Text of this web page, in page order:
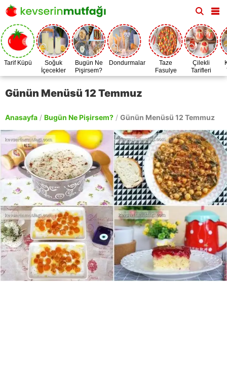
Tarif Küpü
Soğuk
İçecekler
Bugün Ne
Pişirsem?
Dondurmalar
Taze
Fasulye
Zamanı
Çilekli
Tarifleri
Günün Menüsü 12 Temmuz
Anasayfa / Bugün Ne Pişirsem? / Günün Menüsü 12 Temmuz